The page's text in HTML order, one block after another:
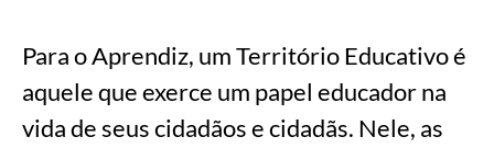
Para o Aprendiz, um Território Educativo é
aquele que exerce um papel educador na
vida de seus cidadãos e cidadãs. Nele, as